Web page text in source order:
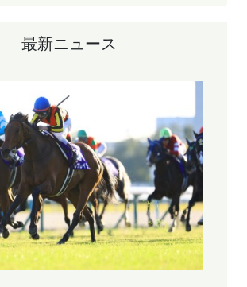
最新ニュース